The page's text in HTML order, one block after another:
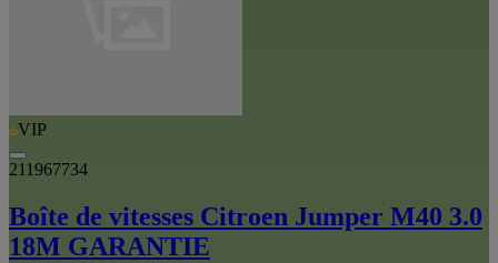
VIP
211967734
Boîte de vitesses Citroen Jumper M40 3.0
18M GARANTIE